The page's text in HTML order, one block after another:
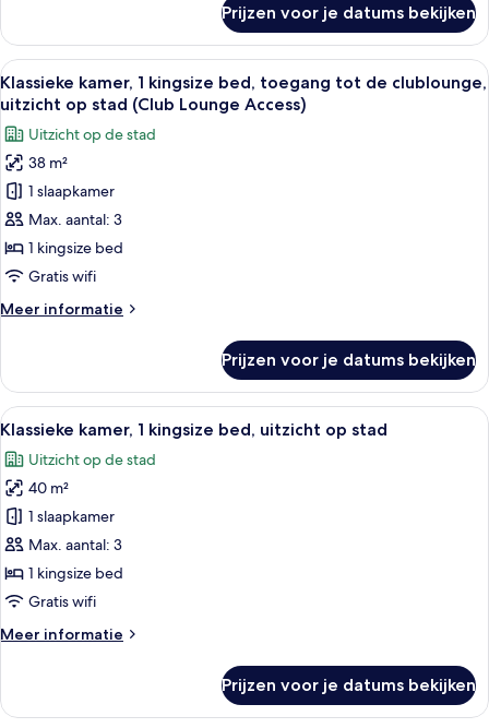
kamer,
eenpersoonsbedden,
uitzicht
zee
Prijzen voor je datums bekijken
Alle
foto's
voor
Klassieke
kamer,
kingsize
bed,
toegang
de
op
stad
(Club
Lounge
Access)
laden
Hotelkamer met een groot bed, een
18
Klassieke kamer, 1 kingsize bed, toegang tot de clublounge,
uitzicht op stad (Club Lounge Access)
Uitzicht op de stad
38 m²
1 slaapkamer
Max. aantal: 3
1 kingsize bed
Gratis wifi
Meer informatie
Meer
kamer,
kingsize
toegang
tot
de
clublounge,
uitzicht
op
stad
(Club
Access)
Prijzen voor je datums bekijken
Alle
foto's
voor
Klassieke
kamer,
1
kingsize
bed,
op
Een hotelkamer met een groot bed,
18
Klassieke kamer, 1 kingsize bed, uitzicht op stad
Uitzicht op de stad
40 m²
1 slaapkamer
Max. aantal: 3
1 kingsize bed
Gratis wifi
Meer informatie
Meer
kamer,
Prijzen voor je datums bekijken